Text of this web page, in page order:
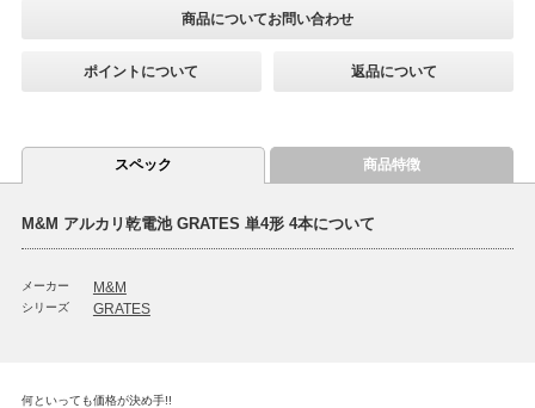
商品についてお問い合わせ
ポイントについて 返品について
スペック 商品特徴
M&M アルカリ乾電池 GRATES 単4形 4本について
メーカー M&M
シリーズ GRATES
何といっても価格が決め手!!